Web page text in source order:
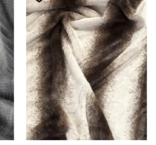
הוסף ל
WISHLIST